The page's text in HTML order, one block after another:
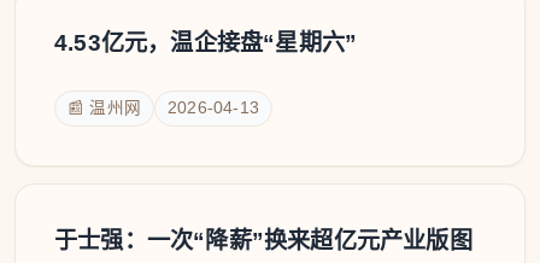
4.53亿元，温企接盘“星期六”
📰 温州网 2026-04-13
于士强：一次“降薪”换来超亿元产业版图